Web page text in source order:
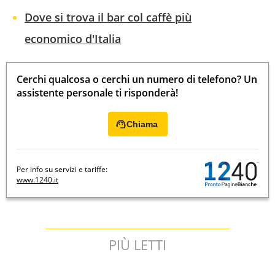
Dove si trova il bar col caffè più
economico d'Italia
Cerchi qualcosa o cerchi un numero di telefono? Un
assistente personale ti risponderà!
Chiama
Per info su servizi e tariffe:
www.1240.it
PIÙ LETTI